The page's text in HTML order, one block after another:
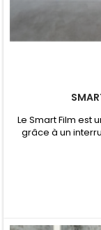
Le Smart Film est
grâce à un
opaque ou
film existe en
noir,